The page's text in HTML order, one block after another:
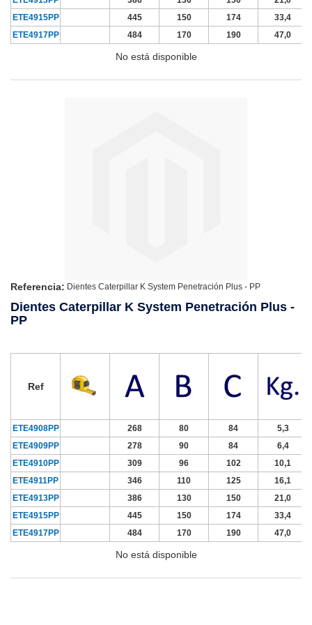
ETE4915PP
445 150 174 33,4
ETE4917PP
484 170 190 47,0
No está disponible
Referencia: Dientes Caterpillar K System Penetración Plus - PP
Dientes Caterpillar K System Penetración Plus -
PP
Ref
ETE4908PP 268 80 84 5,3
ETE4909PP
278 90 84 6,4
ETE4910PP
309 96 102 10,1
ETE4911PP
346 110 125 16,1
ETE4913PP
386 130 150
21,0
ETE4915PP
445 150 174 33,4
ETE4917PP
484 170 190 47,0
No está disponible